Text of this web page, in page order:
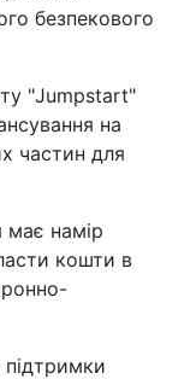
безпекового
"Jumpstart"
на
частин для
має намір
кошти в